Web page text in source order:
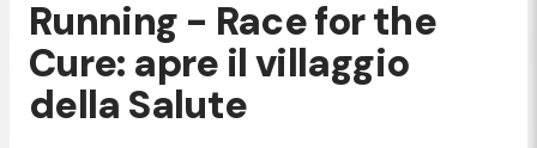
Running - Race for the
Cure: apre il villaggio
della Salute